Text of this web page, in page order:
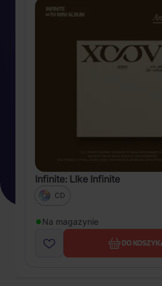
Infinite: LIke Infinite
CD
Na magazynie
DO